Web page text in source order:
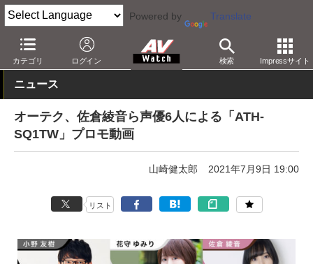
Powered by Translate
カテゴリ ログイン 検索 Impressサイト
AV Watch 製品 ヘッドフォン オーディオテクニカ
ニュース
オーテク、佐倉綾音ら声優6人による「ATH-
SQ1TW」プロモ動画
山崎健太郎 2021年7月9日 19:00
リスト